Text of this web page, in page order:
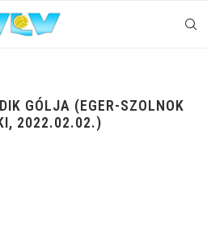
GÓLJA (EGER-SZOLNOK
2022.02.02.)